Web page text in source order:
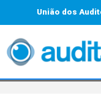
União dos